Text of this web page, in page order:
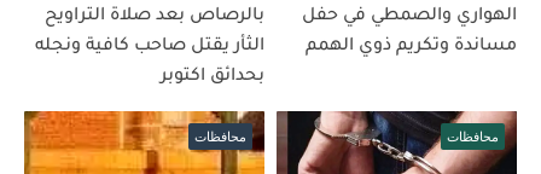
الهواري والصمطي في حفل
مساندة وتكريم ذوي الهمم
بالرصاص بعد صلاة التراويح
الثأر يقتل صاحب كافية ونجله
بحدائق اكتوبر
محافظات محافظات